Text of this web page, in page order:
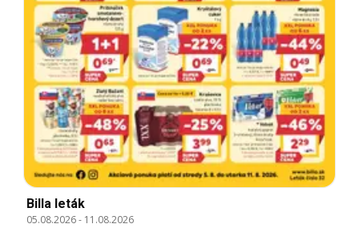
Billa leták
05.08.2026- 11.08.2026